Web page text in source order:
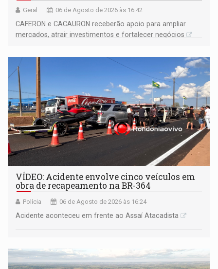
Geral 06 de Agosto de 2026 às 16:42
CAFERON e CACAURON receberão apoio para ampliar
mercados, atrair investimentos e fortalecer negócios
VÍDEO: Acidente envolve cinco veículos em
obra de recapeamento na BR-364
Polícia 06 de Agosto de 2026 às 16:24
Acidente aconteceu em frente ao Assaí Atacadista